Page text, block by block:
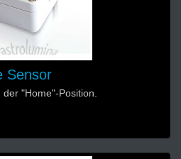
Sensor
"Home"-Position.